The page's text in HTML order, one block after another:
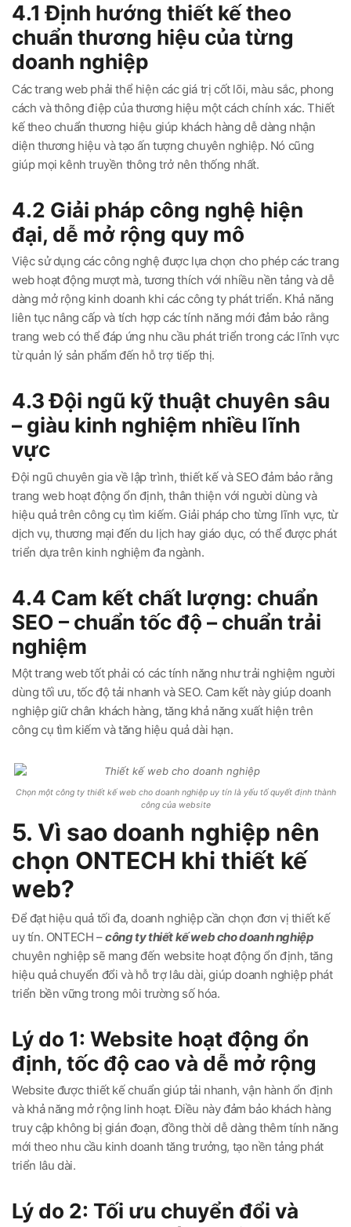
4.1 Định hướng thiết kế theo
chuẩn thương hiệu của từng
doanh nghiệp
Các trang web phải thể hiện các giá trị cốt lõi, màu sắc, phong
cách và thông điệp của thương hiệu một cách chính xác. Thiết
kế theo chuẩn thương hiệu giúp khách hàng dễ dàng nhận
diện thương hiệu và tạo ấn tượng chuyên nghiệp. Nó cũng
giúp mọi kênh truyền thông trở nên thống nhất.
4.2 Giải pháp công nghệ hiện
đại, dễ mở rộng quy mô
Việc sử dụng các công nghệ được lựa chọn cho phép các trang
web hoạt động mượt mà, tương thích với nhiều nền tảng và dễ
dàng mở rộng kinh doanh khi các công ty phát triển. Khả năng
liên tục nâng cấp và tích hợp các tính năng mới đảm bảo rằng
trang web có thể đáp ứng nhu cầu phát triển trong các lĩnh vực
từ quản lý sản phẩm đến hỗ trợ tiếp thị.
4.3 Đội ngũ kỹ thuật chuyên sâu
– giàu kinh nghiệm nhiều lĩnh
vực
Đội ngũ chuyên gia về lập trình, thiết kế và SEO đảm bảo rằng
trang web hoạt động ổn định, thân thiện với người dùng và
hiệu quả trên công cụ tìm kiếm. Giải pháp cho từng lĩnh vực, từ
dịch vụ, thương mại đến du lịch hay giáo dục, có thể được phát
triển dựa trên kinh nghiệm đa ngành.
4.4 Cam kết chất lượng: chuẩn
SEO – chuẩn tốc độ – chuẩn trải
nghiệm
Một trang web tốt phải có các tính năng như trải nghiệm người
dùng tối ưu, tốc độ tải nhanh và SEO. Cam kết này giúp doanh
nghiệp giữ chân khách hàng, tăng khả năng xuất hiện trên
công cụ tìm kiếm và tăng hiệu quả dài hạn.
Chọn một công ty thiết kế web cho doanh nghiệp uy tín là yếu tố quyết định thành
công của website
5. Vì sao doanh nghiệp nên
chọn ONTECH khi thiết kế
web?
Để đạt hiệu quả tối đa, doanh nghiệp cần chọn đơn vị thiết kế
uy tín. ONTECH –công ty thiết kế web cho doanh nghiệp
chuyên nghiệp sẽ mang đến website hoạt động ổn định, tăng
hiệu quả chuyển đổi và hỗ trợ lâu dài, giúp doanh nghiệp phát
triển bền vững trong môi trường số hóa.
Lý do 1: Website hoạt động ổn
định, tốc độ cao và dễ mở rộng
Website được thiết kế chuẩn giúp tải nhanh, vận hành ổn định
và khả năng mở rộng linh hoạt. Điều này đảm bảo khách hàng
truy cập không bị gián đoạn, đồng thời dễ dàng thêm tính năng
mới theo nhu cầu kinh doanh tăng trưởng, tạo nền tảng phát
triển lâu dài.
Lý do 2: Tối ưu chuyển đổi và